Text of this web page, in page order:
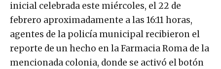
inicial celebrada este miércoles, el 22 de
febrero aproximadamente a las 16:11 horas,
agentes de la policía municipal recibieron el
reporte de un hecho en la Farmacia Roma de la
mencionada colonia, donde se activó el botón